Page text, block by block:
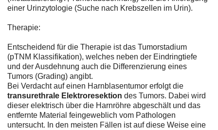
einer Urinzytologie (Suche nach Krebszellen im Urin).
Therapie:
Entscheidend für die Therapie ist das Tumorstadium
(pTNM Klassifikation), welches neben der Eindringtiefe
und der Ausdehnung auch die Differenzierung eines
Tumors (Grading) angibt.
Bei Verdacht auf einen Harnblasentumor erfolgt die
transurethrale Elektroresektion des Tumors. Dabei wird
dieser elektrisch über die Harnröhre abgeschält und das
entfernte Material feingeweblich vom Pathologen
untersucht. In den meisten Fällen ist auf diese Weise eine